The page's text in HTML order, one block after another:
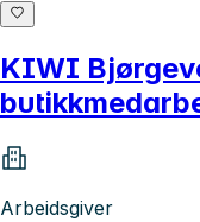
KIWI
Arbeidsgiver